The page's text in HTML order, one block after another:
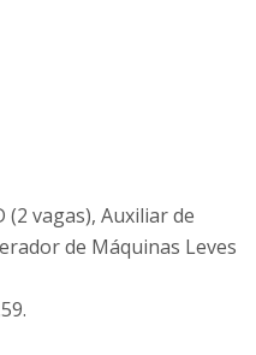
vagas), Auxiliar de
de Máquinas Leves